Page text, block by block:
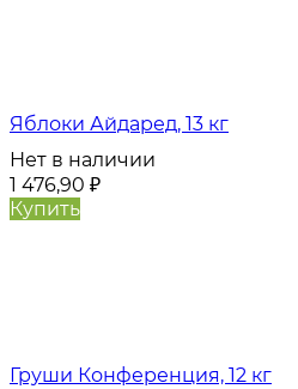
Яблоки Айдаред, 13 кг
Нет в наличии
1 476,90 ₽
Купить
Груши Конференция, 12 кг